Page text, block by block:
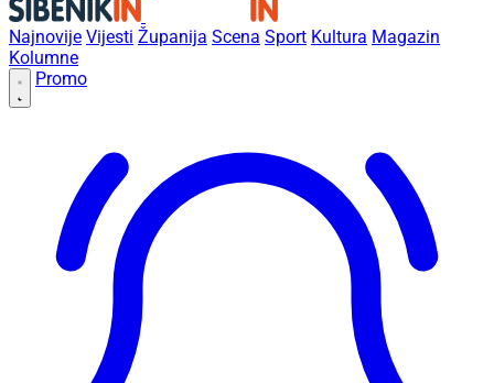
Najnovije Vijesti Županija Scena Sport Kultura Magazin
Kolumne
Promo